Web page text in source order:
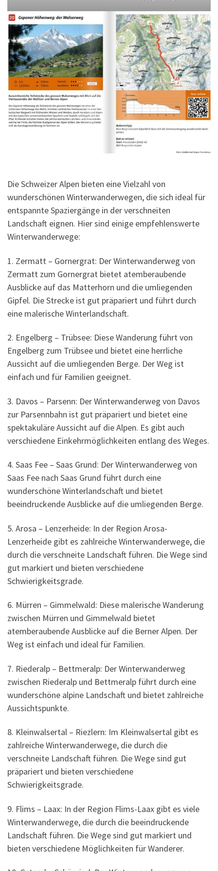
Die Schweizer Alpen bieten eine Vielzahl von
wunderschönen Winterwanderwegen, die sich ideal für
entspannte Spaziergänge in der verschneiten
Landschaft eignen. Hier sind einige empfehlenswerte
Winterwanderwege:
1. Zermatt – Gornergrat: Der Winterwanderweg von
Zermatt zum Gornergrat bietet atemberaubende
Ausblicke auf das Matterhorn und die umliegenden
Gipfel. Die Strecke ist gut präpariert und führt durch
eine malerische Winterlandschaft.
2. Engelberg – Trübsee: Diese Wanderung führt von
Engelberg zum Trübsee und bietet eine herrliche
Aussicht auf die umliegenden Berge. Der Weg ist
einfach und für Familien geeignet.
3. Davos – Parsenn: Der Winterwanderweg von Davos
zur Parsennbahn ist gut präpariert und bietet eine
spektakuläre Aussicht auf die Alpen. Es gibt auch
verschiedene Einkehrmöglichkeiten entlang des Weges.
4. Saas Fee – Saas Grund: Der Winterwanderweg von
Saas Fee nach Saas Grund führt durch eine
wunderschöne Winterlandschaft und bietet
beeindruckende Ausblicke auf die umliegenden Berge.
5. Arosa – Lenzerheide: In der Region Arosa-
Lenzerheide gibt es zahlreiche Winterwanderwege, die
durch die verschneite Landschaft führen. Die Wege sind
gut markiert und bieten verschiedene
Schwierigkeitsgrade.
6. Mürren – Gimmelwald: Diese malerische Wanderung
zwischen Mürren und Gimmelwald bietet
atemberaubende Ausblicke auf die Berner Alpen. Der
Weg ist einfach und ideal für Familien.
7. Riederalp – Bettmeralp: Der Winterwanderweg
zwischen Riederalp und Bettmeralp führt durch eine
wunderschöne alpine Landschaft und bietet zahlreiche
Aussichtspunkte.
8. Kleinwalsertal – Riezlern: Im Kleinwalsertal gibt es
zahlreiche Winterwanderwege, die durch die
verschneite Landschaft führen. Die Wege sind gut
präpariert und bieten verschiedene
Schwierigkeitsgrade.
9. Flims – Laax: In der Region Flims-Laax gibt es viele
Winterwanderwege, die durch die beeindruckende
Landschaft führen. Die Wege sind gut markiert und
bieten verschiedene Möglichkeiten für Wanderer.